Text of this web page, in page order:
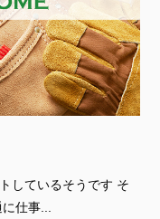
しているそうです そ
仕事...